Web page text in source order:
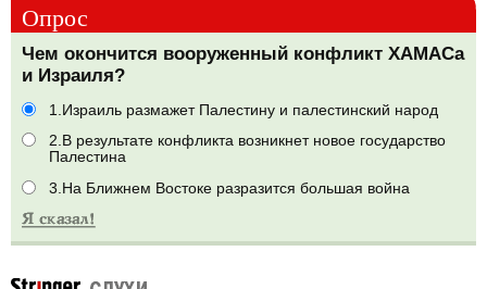
Опрос
Чем окончится вооруженный конфликт ХАМАСа
и Израиля?
1.Израиль размажет Палестину и палестинский народ
2.В результате конфликта возникнет новое государство
Палестина
3.На Ближнем Востоке разразится большая война